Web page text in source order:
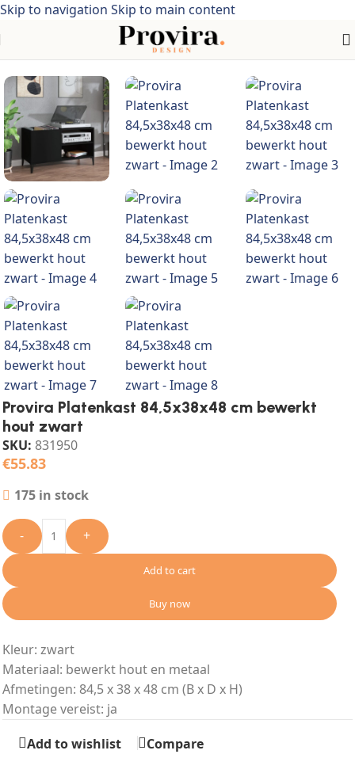
Skip to navigation Skip to main content
industriële stijl
Provira Platenkast 84,5x38x48 cm bewerkt
hout zwart
SKU: 831950
€55.83
175 in stock
- +
Add to cart
Buy now
Kleur: zwart
Materiaal: bewerkt hout en metaal
Afmetingen: 84,5 x 38 x 48 cm (B x D x H)
Montage vereist: ja
Add to wishlist
Compare